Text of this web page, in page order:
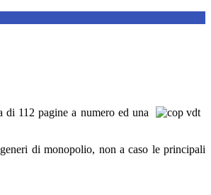
di 112 pagine a numero ed una
di monopolio, non a caso le principali